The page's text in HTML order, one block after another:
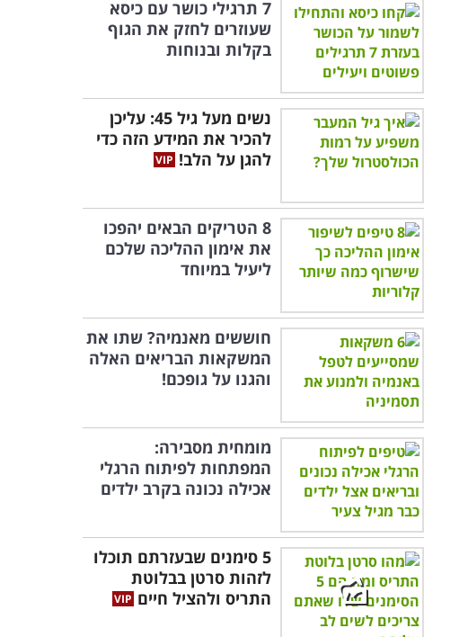
7 תרגילי כושר עם כיסא
שעוזרים לחזק את הגוף
בקלות ובנוחות
נשים מעל גיל 45: עליכן
להכיר את המידע הזה כדי
להגן על הלב!
8 הטריקים הבאים יהפכו
את אימון ההליכה שלכם
ליעיל במיוחד
חוששים מאנמיה? שתו את
המשקאות הבריאים האלה
והגנו על גופכם!
מומחית מסבירה:
המפתחות לפיתוח הרגלי
אכילה נכונה בקרב ילדים
5 סימנים שבעזרתם תוכלו
לזהות סרטן בבלוטת
התריס ולהציל חיים